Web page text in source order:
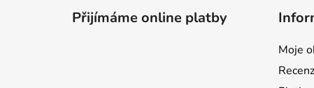
Přijímáme online platby
Moje